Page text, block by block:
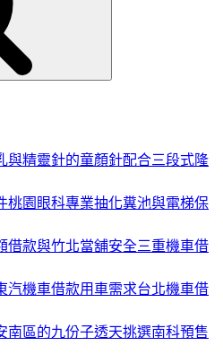
與精靈針的童顏針配合三段式隆
桃園眼科專業抽化糞池與電梯保
借款與竹北當舖安全三重機車借
汽機車借款用車需求台北機車借
南區的九份子透天挑選南科預售